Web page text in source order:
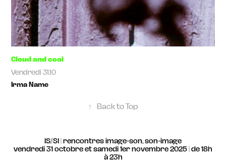
Cloud and coal
Vendredi 31.10
Irma Name
↑ Back to Top
IS//SI | rencontres image-son, son-image
vendredi 31 octobre et samedi 1er novembre 2025 | de 18h
à 23h